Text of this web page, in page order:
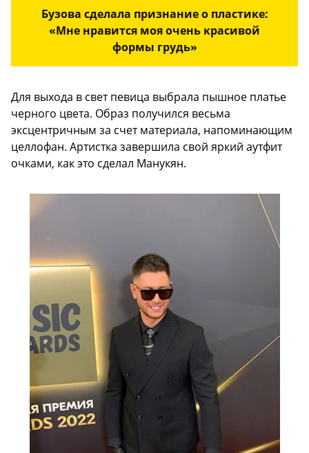
Бузова сделала признание о пластике:
«Мне нравится моя очень красивой
формы грудь»
Для выхода в свет певица выбрала пышное платье
черного цвета. Образ получился весьма
эксцентричным за счет материала, напоминающим
целлофан. Артистка завершила свой яркий аутфит
очками, как это сделал Манукян.